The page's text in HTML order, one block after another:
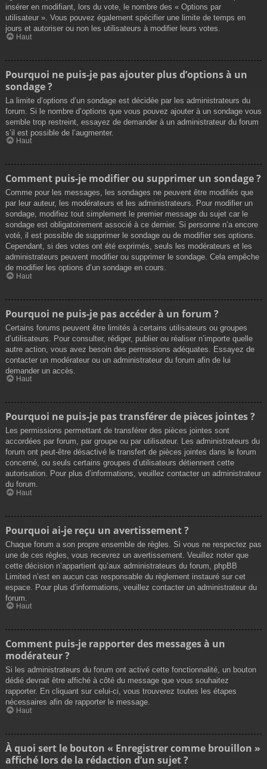
insérer en modifiant, lors du vote, le nombre des « Options par
utilisateur ». Vous pouvez également spécifier une limite de temps en
jours et autoriser ou non les utilisateurs à modifier leurs votes.
Haut
Pourquoi ne puis-je pas ajouter plus d’options à un
sondage ?
La limite d’options d’un sondage est décidée par les administrateurs du
forum. Si le nombre d’options que vous pouvez ajouter à un sondage vous
semble trop restreint, essayez de demander à un administrateur du forum
s’il est possible de l’augmenter.
Haut
Comment puis-je modifier ou supprimer un sondage ?
Comme pour les messages, les sondages ne peuvent être modifiés que
par leur auteur, les modérateurs et les administrateurs. Pour modifier un
sondage, modifiez tout simplement le premier message du sujet car le
sondage est obligatoirement associé à ce dernier. Si personne n’a encore
voté, il est possible de supprimer le sondage ou de modifier ses options.
Cependant, si des votes ont été exprimés, seuls les modérateurs et les
administrateurs peuvent modifier ou supprimer le sondage. Cela empêche
de modifier les options d’un sondage en cours.
Haut
Pourquoi ne puis-je pas accéder à un forum ?
Certains forums peuvent être limités à certains utilisateurs ou groupes
d’utilisateurs. Pour consulter, rédiger, publier ou réaliser n’importe quelle
autre action, vous avez besoin des permissions adéquates. Essayez de
contacter un modérateur ou un administrateur du forum afin de lui
demander un accès.
Haut
Pourquoi ne puis-je pas transférer de pièces jointes ?
Les permissions permettant de transférer des pièces jointes sont
accordées par forum, par groupe ou par utilisateur. Les administrateurs du
forum ont peut-être désactivé le transfert de pièces jointes dans le forum
concerné, ou seuls certains groupes d’utilisateurs détiennent cette
autorisation. Pour plus d’informations, veuillez contacter un administrateur
du forum.
Haut
Pourquoi ai-je reçu un avertissement ?
Chaque forum a son propre ensemble de règles. Si vous ne respectez pas
une de ces règles, vous recevrez un avertissement. Veuillez noter que
cette décision n’appartient qu’aux administrateurs du forum, phpBB
Limited n’est en aucun cas responsable du règlement instauré sur cet
espace. Pour plus d’informations, veuillez contacter un administrateur du
forum.
Haut
Comment puis-je rapporter des messages à un
modérateur ?
Si les administrateurs du forum ont activé cette fonctionnalité, un bouton
dédié devrait être affiché à côté du message que vous souhaitez
rapporter. En cliquant sur celui-ci, vous trouverez toutes les étapes
nécessaires afin de rapporter le message.
Haut
À quoi sert le bouton « Enregistrer comme brouillon »
affiché lors de la rédaction d’un sujet ?